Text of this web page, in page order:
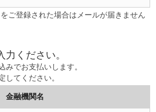
ご登録された場合はメールが届きません
ください。
みでお支払いします。
してください。
金融機関名